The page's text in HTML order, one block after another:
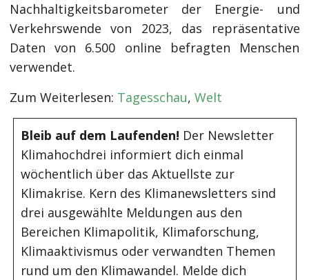
Nachhaltigkeitsbarometer der Energie- und
Verkehrswende von 2023, das repräsentative
Daten von 6.500 online befragten Menschen
verwendet.
Zum Weiterlesen: Tagesschau, Welt
Bleib auf dem Laufenden! Der Newsletter
Klimahochdrei informiert dich einmal
wöchentlich über das Aktuellste zur
Klimakrise. Kern des Klimanewsletters sind
drei ausgewählte Meldungen aus den
Bereichen Klimapolitik, Klimaforschung,
Klimaaktivismus oder verwandten Themen
rund um den Klimawandel. Melde dich